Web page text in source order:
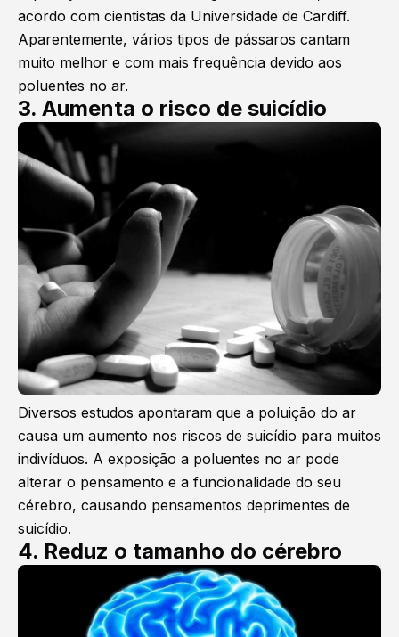
acordo com cientistas da Universidade de Cardiff.
Aparentemente, vários tipos de pássaros cantam
muito melhor e com mais frequência devido aos
poluentes no ar.
3. Aumenta o risco de suicídio
Diversos estudos apontaram que a poluição do ar
causa um aumento nos riscos de suicídio para muitos
indivíduos. A exposição a poluentes no ar pode
alterar o pensamento e a funcionalidade do seu
cérebro, causando pensamentos deprimentes de
suicídio.
4. Reduz o tamanho do cérebro